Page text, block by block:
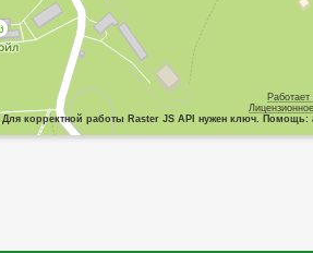
Для корректной работы Raster JS API нужен ключ. Помощь: